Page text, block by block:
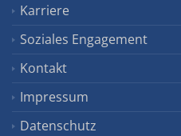
Karriere
Soziales Engagement
Kontakt
Impressum
Datenschutz